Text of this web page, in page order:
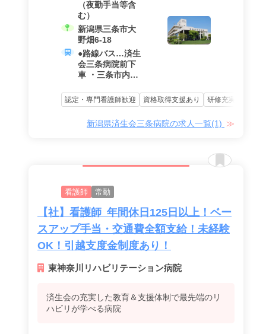
休日120日以上、入職時有給休暇20日付与、賞
与・退職金制度など、安定した就業環境を整え
ています。 これまでの看護経験を活かし、地域
医療に貢献しながら、自分らしい働き方を大切
にしたい方を歓迎します。
（夜勤手当等含
む）
新潟県三条市大
野畑6-18
●路線バス…済生
会三条病院前下
車 ・三条市内よ
り18分） ・燕方
面より ・長岡方
面より ※路線バ
スの一部は病院
北陸自動車道・
約7分 上越新幹
線･燕三条駅よ
り…約7分
認定・専門看護師歓迎 資格取得支援あり 研修充実
新潟県済生会三条病院の求人一覧(1)
看護師 常勤
【社】看護師 年間休日125日以上！ベー
スアップ手当・交通費全額支給！未経験
OK！引越支度金制度あり！
東神奈川リハビリテーション病院
済生会の充実した教育＆支援体制で最先端のリ
ハビリが学べる病院